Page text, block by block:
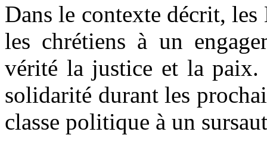
Dans le contexte décrit,
les chrétiens à un
vérité la justice et la
solidarité durant les
classe politique à un